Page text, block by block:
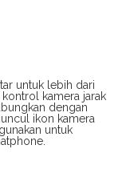
untuk lebih dari
kamera jarak
dengan
ikon kamera
untuk